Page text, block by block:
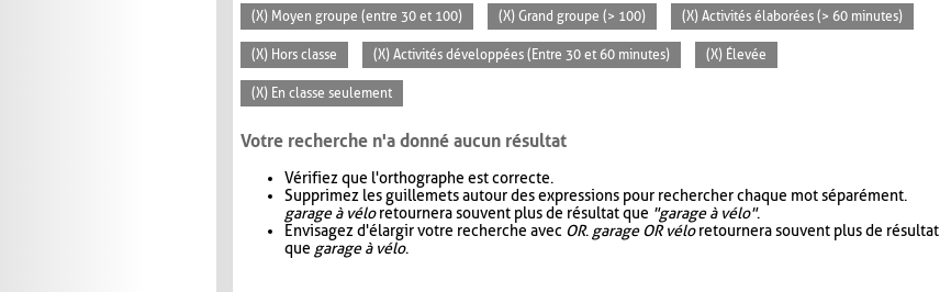
(X) Moyen groupe (entre 30 et 100) (X) Grand groupe (> 100) (X) Activités élaborées (> 60 minutes)
(X) Hors classe (X) Activités développées (Entre 30 et 60 minutes) (X) Élevée
(X) En classe seulement
Votre recherche n'a donné aucun résultat
Vérifiez que l'orthographe est correcte.
Supprimez les guillemets autour des expressions pour rechercher chaque mot séparément.
garage à véloretournera souvent plus de résultat que "garage à vélo".
Envisagez d'élargir votre recherche avec OR. garage OR véloretournera souvent plus de résultat
que garage à vélo.